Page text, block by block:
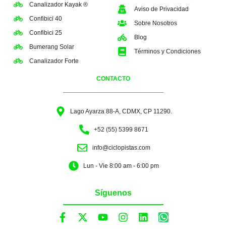
Canalizador Kayak ®
Confibici 40
Confibici 25
Bumerang Solar
Canalizador Forte
Aviso de Privacidad
Sobre Nosotros
Blog
Términos y Condiciones
CONTACTO
Lago Ayarza 88-A, CDMX, CP 11290.
+52 (55) 5399 8671
info@ciclopistas.com
Lun - Vie 8:00 am - 6:00 pm
Síguenos